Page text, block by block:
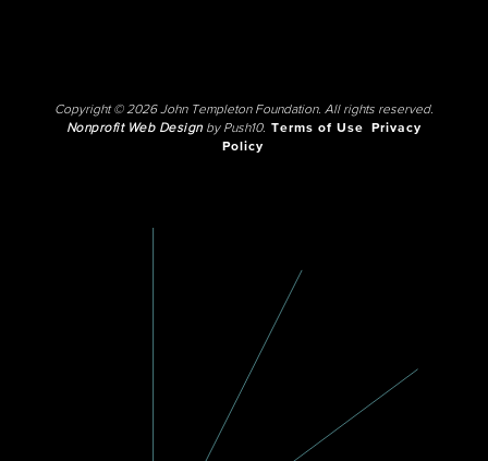
Copyright © 2026 John Templeton Foundation. All rights reserved.
Nonprofit Web Designby Push10. Terms of Use
Privacy
Policy